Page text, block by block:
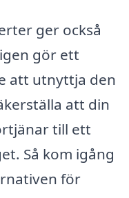
ger också
gör ett
att utnyttja den
att din
till ett
Så kom igång
för